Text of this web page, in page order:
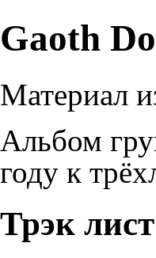
Gaoth
Материал
Альбом
году к
Трэк лист